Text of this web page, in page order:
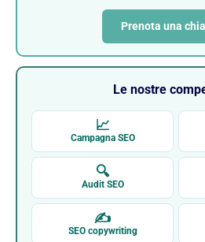
Prenota una
Le nostre
📈
Campagna SEO
🔍
Audit SEO
✍
SEO copywriting